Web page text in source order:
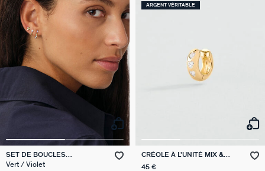
SET DE BOUCLES
D'OREILLES MIX & MATCH
Vert / Violet
ARGENT VÉRITABLE
CRÉOLE À L'UNITÉ MIX &
45 €